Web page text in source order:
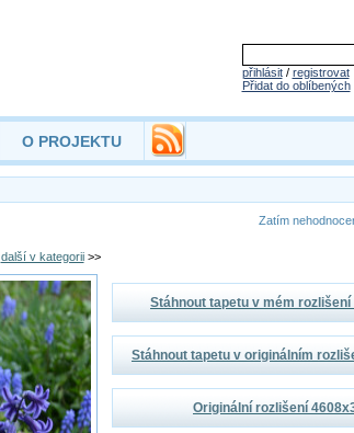
přihlásit/ registrovat
Přidat do oblíbených
O PROJEKTU
Zatím
další v kategorii>>
Stáhnout tapetu v mém rozlišení
Stáhnout tapetu v originálním
Originální rozlišení